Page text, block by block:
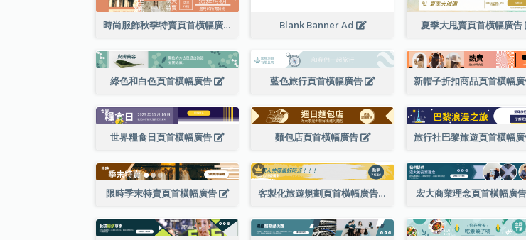
時尚服飾秋季特賣頁首橫幅廣告 Blank Banner Ad 夏季大甩賣頁首橫幅廣告
綠色和白色頁首橫幅廣告 藍色旅行頁首橫幅廣告
世界糧食日頁首橫幅廣告 麵包店頁首橫幅廣告
限時季末特賣頁首橫幅廣告 客製化旅遊規劃頁首橫幅廣告 宏大商業理念頁首橫幅廣